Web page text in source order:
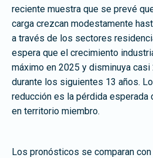
reciente muestra que se prevé
carga crezcan modestamente
a través de los sectores
espera que el crecimiento
máximo en 2025 y disminuya
durante los siguientes 13 años.
reducción es la pérdida esperada
en territorio miembro.
Los pronósticos se comparan